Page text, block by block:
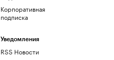
Корпоративная
подписка
Уведомления
RSS Новости